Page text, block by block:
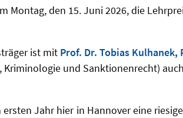
Montag, den 15. Juni 2026, die
ist mit Prof. Dr. Tobias Kulhanek,
und Sanktionenrecht)
Jahr hier in Hannover eine